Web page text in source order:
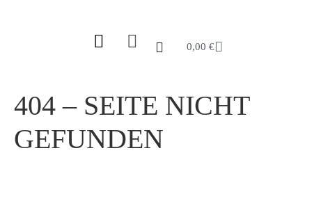
0,00 €
404 – SEITE NICHT
GEFUNDEN